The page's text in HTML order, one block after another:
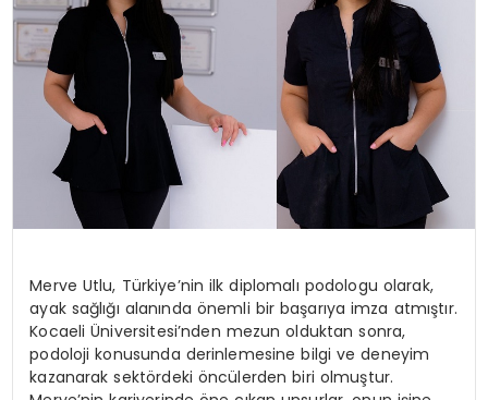
Merve Utlu, Türkiye’nin ilk diplomalı podologu olarak,
ayak sağlığı alanında önemli bir başarıya imza atmıştır.
Kocaeli Üniversitesi’nden mezun olduktan sonra,
podoloji konusunda derinlemesine bilgi ve deneyim
kazanarak sektördeki öncülerden biri olmuştur.